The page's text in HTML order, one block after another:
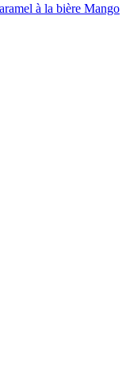
à la bière Mango